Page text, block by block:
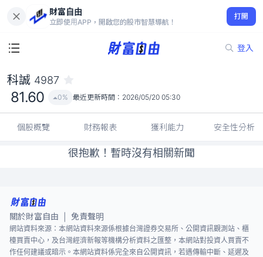
財富自由
立即使用APP，開啟您的股市智慧導航！
打開
登入
81.60
0%
科誠 4987
81.60 0% 最近更新時間： 2026/05/20 05:30
個股概覽 財務報表 獲利能力 安全性分析
很抱歉！暫時沒有相關新聞
關於財富自由 免責聲明
網站資料來源：本網站資料來源係根據台灣證券交易所、公開資訊觀測站、櫃
檯買賣中心，及台灣經濟新報等機構分析資料之匯整，本網站對投資人買賣不
作任何建議或暗示。本網站資料係完全來自公開資訊，若遇傳輸中斷、延遲及